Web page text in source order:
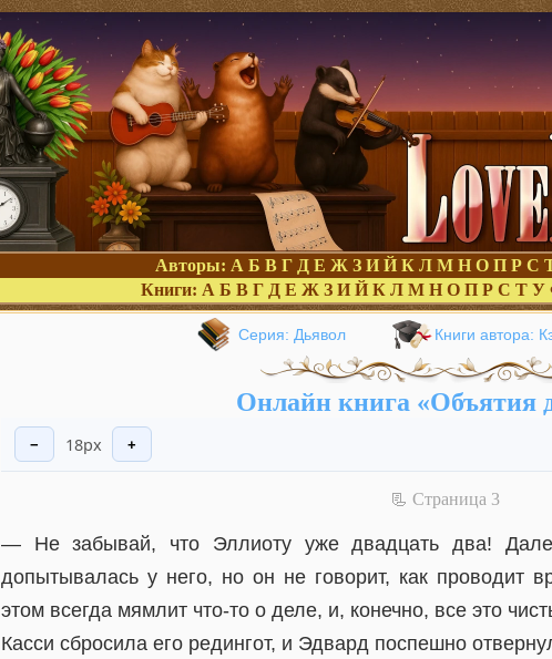
Авторы: А Б В Г Д Е Ж З И Й К Л М Н О П Р С
Книги: А Б В Г Д Е Ж З И Й К Л М Н О П Р С Т У
Серия: Дьявол Книги автора:
Онлайн книга «Объятия
− 18px +
📃 Cтраница 3
— Не забывай, что Эллиоту уже двадцать два!
допытывалась у него, но он не говорит, как проводит
этом всегда мямлит что-то о деле, и, конечно, все это
Касси сбросила его редингот, и Эдвард поспешно